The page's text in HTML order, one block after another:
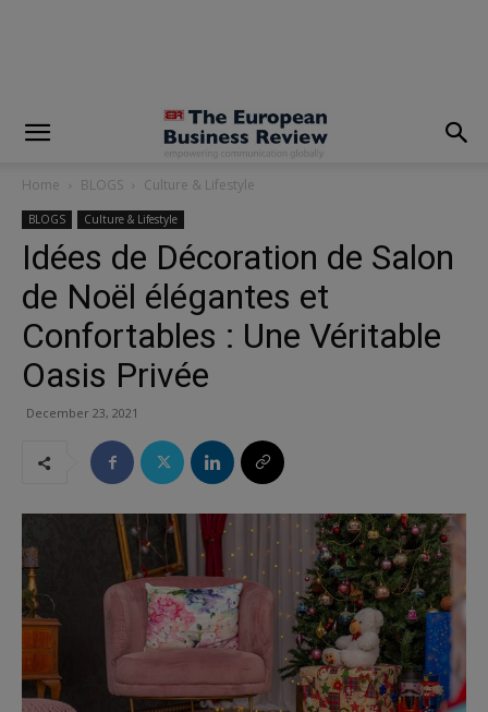
Home BLOGS Culture & Lifestyle
BLOGS Culture & Lifestyle
Idées de Décoration de Salon
de Noël élégantes et
Confortables : Une Véritable
Oasis Privée
December 23, 2021